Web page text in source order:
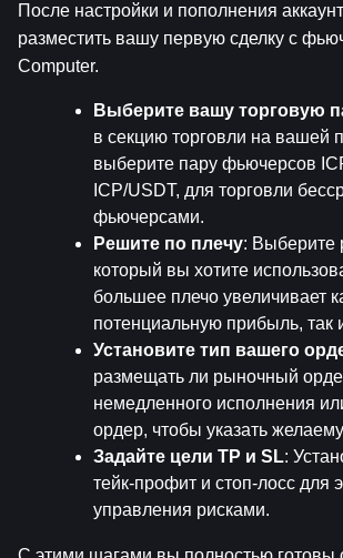
После настройки и пополнения
разместить вашу первую сделку с
Computer.
Выберите вашу торговую
в секцию торговли на вашей
выберите пару фьючерсов
ICP/USDT, для торговли
фьючерсами.
Решите по плечу: Выберите
который вы хотите
большее плечо увеличивает
потенциальную прибыль, так
Установите тип вашего
размещать ли рыночный
немедленного исполнения
ордер, чтобы указать
Задайте цели TP и SL:
тейк-профит и стоп-лосс для
управления рисками.